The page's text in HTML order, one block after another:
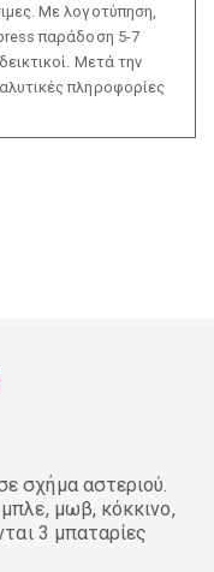
Με λογοτύπηση,
παράδοση 5-7
Μετά την
πληροφορίες
σχήμα αστεριού.
μωβ, κόκκινο,
3 μπαταρίες